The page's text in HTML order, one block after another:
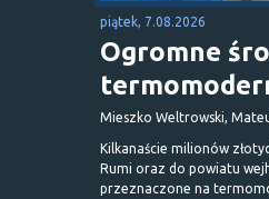
piątek, 7.08.2026
Ogromne
Mieszko Weltrowski,
Kilkanaście milionów
Rumi oraz do powiatu
przeznaczone na